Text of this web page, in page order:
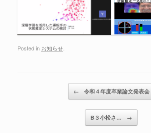
Posted in お知らせ
← 令和４年度卒業論文発表会
B３小松さ… →